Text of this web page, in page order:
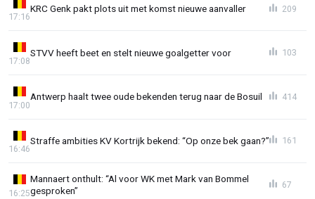
KRC Genk pakt plots uit met komst nieuwe aanvaller
17:16
209
STVV heeft beet en stelt nieuwe goalgetter voor
17:08
103
Antwerp haalt twee oude bekenden terug naar de Bosuil
17:00
414
Straffe ambities KV Kortrijk bekend: “Op onze bek gaan?”
16:46
161
Mannaert onthult: “Al voor WK met Mark van Bommel
gesproken”
16:25
67